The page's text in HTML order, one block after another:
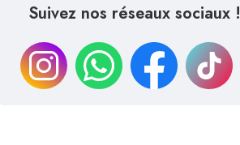
Suivez nos réseaux sociaux !